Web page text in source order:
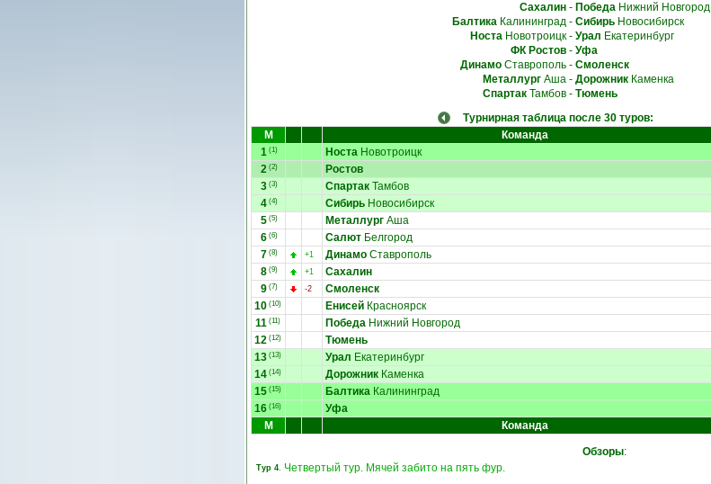
Сахалин- ПобедаНижний Новгород
БалтикаКалининград- СибирьНовосибирск
НостаНовотроицк- Урал Екатеринбург
ФК Ростов- Уфа
ДинамоСтаврополь- Смоленск
МеталлургАша- ДорожникКаменка
СпартакТамбов- Тюмень
Турнирная таблица после 30 туров:
М
Команда
1 (1) Носта Новотроицк
2 (2) Ростов
3 (3) Спартак Тамбов
4 (4) Сибирь Новосибирск
5 (5) Металлург Аша
6 (6) Салют Белгород
7 (8) +1 Динамо Ставрополь
8 (9) +1 Сахалин
9 (7) -2 Смоленск
10 (10) Енисей Красноярск
11 (11) Победа Нижний Новгород
12 (12) Тюмень
13 (13) Урал Екатеринбург
14 (14) Дорожник Каменка
15 (15) Балтика Калининград
16 (16) Уфа
М
Команда
Обзоры:
Тур 4. Четвертый тур. Мячей забито на пять фур.